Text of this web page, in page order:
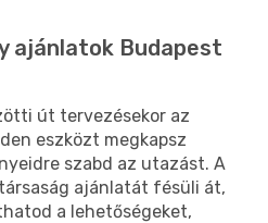
ajánlatok Budapest
út tervezésekor az
eszközt megkapsz
szabd az utazást. A
ajánlatát fésüli át,
a lehetőségeket,